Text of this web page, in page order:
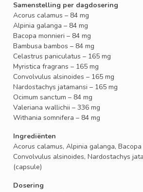
Samenstelling per dagdosering
Acorus calamus – 84 mg
Alpinia galanga – 84 mg
Bacopa monnieri – 84 mg
Bambusa bambos – 84 mg
Celastrus paniculatus – 165 mg
Myristica fragrans – 165 mg
Convolvulus alsinoides – 165 mg
Nardostachys jatamansi – 165 mg
Ocimum sanctum – 84 mg
Valeriana wallichii – 336 mg
Withania somnifera – 84 mg
Ingrediënten
Acorus calamus, Alpinia galanga,
Convolvulus alsinoides, Nardostachys
(capsule)
Dosering